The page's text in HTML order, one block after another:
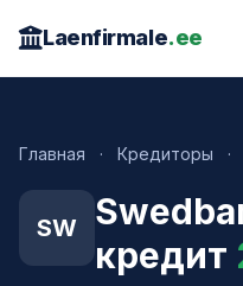
Laenfirmale.ee
Главная · Кредиторы ·
SW
кредит